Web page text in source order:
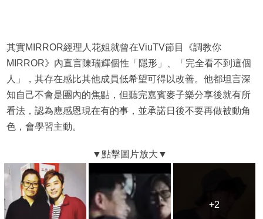
其實MIRROR經理人花姐就曾在ViuTV節目《調教你
MIRROR》內直言陳瑞輝個性「隱形」、「完全看不到這個
人」，其存在感比其他成員低希望可得以改善。他都坦言深
知自己不會是團內的焦點，但聽完嘉賓麥子樂分享後就有所
看法，認為應感恩現在有的事，並承諾日後不要再做被動角
色，會學習主動。
+2
+2